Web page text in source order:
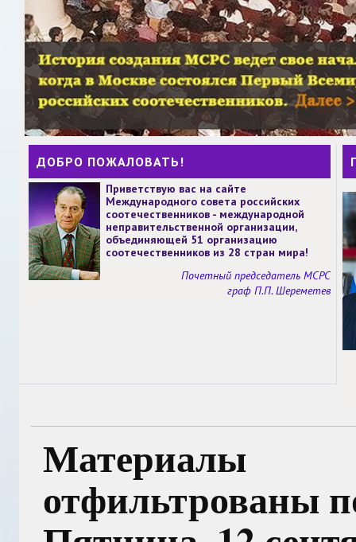
ДОБРО ПОЖАЛОВАТЬ!
Приветствую вас на сайте
Международного совета российских
соотечественников - международной
неправительственной организации,
объединяющей 51 организацию
соотечественников из 28 стран мира!
Почетный председатель МСРС
граф П.П. Шереметев
Материалы
отфильтрованы